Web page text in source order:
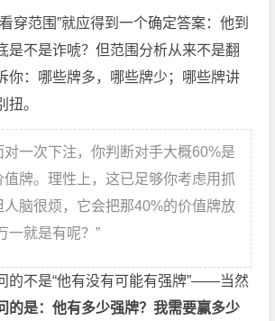
穿范围”就应得到一个确定答案：他到
是不是诈唬？但范围分析从来不是翻
你：哪些牌多，哪些牌少；哪些牌讲
扭。
对一次下注，你判断对手大概60%是
值牌。理性上，这已足够你考虑用抓
人脑很烦，它会把那40%的价值牌放
一就是有呢？”
的不是“他有没有可能有强牌”——当然
的是：他有多少强牌？我需要赢多少